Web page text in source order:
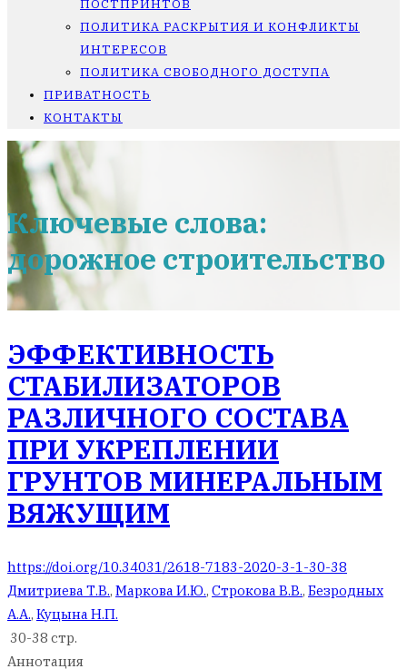
ПОСТПРИНТОВ
ПОЛИТИКА РАСКРЫТИЯ И КОНФЛИКТЫ
ИНТЕРЕСОВ
ПОЛИТИКА СВОБОДНОГО ДОСТУПА
ПРИВАТНОСТЬ
КОНТАКТЫ
Ключевые слова:
дорожное строительство
ЭФФЕКТИВНОСТЬ
СТАБИЛИЗАТОРОВ
РАЗЛИЧНОГО СОСТАВА
ПРИ УКРЕПЛЕНИИ
ГРУНТОВ МИНЕРАЛЬНЫМ
ВЯЖУЩИМ
https://doi.org/10.34031/2618-7183-2020-3-1-30-38
Дмитриева Т.В., Маркова И.Ю., Строкова В.В., Безродных
А.А., Куцына Н.П.
30-38 стр.
Аннотация